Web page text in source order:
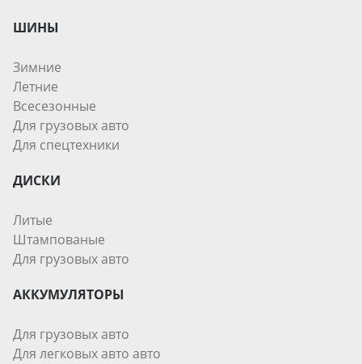
ШИНЫ
Зимние
Летние
Всесезонные
Для грузовых авто
Для спецтехники
ДИСКИ
Литые
Штампованые
Для грузовых авто
АККУМУЛЯТОРЫ
Для грузовых авто
Для легковых авто авто